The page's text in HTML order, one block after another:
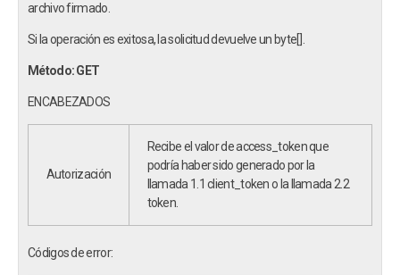
archivo firmado.
Si la operación es exitosa, la solicitud devuelve un byte[].
Método: GET
ENCABEZADOS
Autorización
Recibe el valor de access_token que
podría haber sido generado por la
llamada 1.1 client_token o la llamada 2.2
token.
Códigos de error: